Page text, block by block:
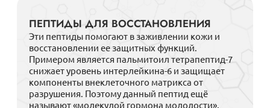
ПЕПТИДЫ ДЛЯ ВОССТАНОВЛЕНИЯ
Эти пептиды помогают в заживлении кожи и
восстановлении ее защитных функций.
Примером является пальмитоил тетрапептид-7
снижает уровень интерлейкина-6 и защищает
компоненты внеклеточного матрикса от
разрушения. Поэтому данный пептид ещё
называют «молекулой гормона молодости».